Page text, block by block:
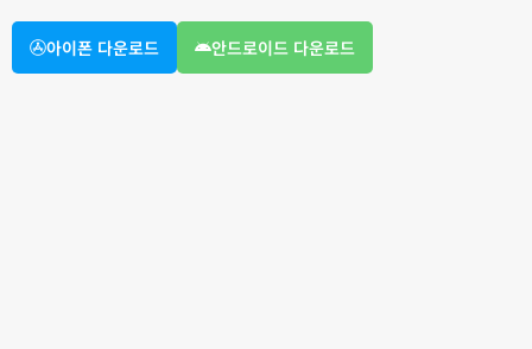
아이폰 다운로드 안드로이드 다운로드